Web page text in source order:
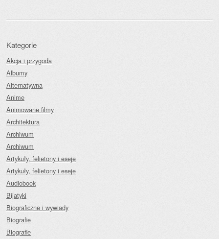
Kategorie
Akcja i przygoda
Albumy
Alternatywna
Anime
Animowane filmy
Architektura
Archiwum
Archiwum
Artykuły, felietony i eseje
Artykuły, felietony i eseje
Audiobook
Bijatyki
Biograficzne i wywiady
Biografie
Biografie